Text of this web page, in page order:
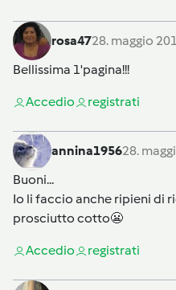
rosa4728. maggio
Bellissima 1'pagina!!!
Accedio registrati
annina195628.
Buoni...
Io li faccio anche ripieni di
prosciutto cotto😬
Accedio registrati